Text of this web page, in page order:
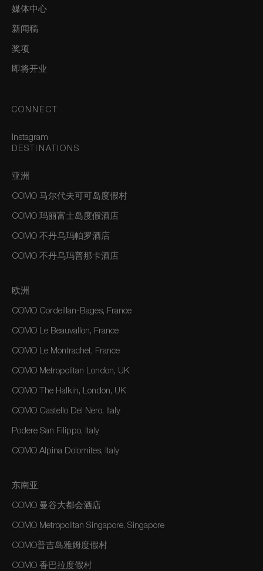
媒体中心
新闻稿
奖项
即将开业
CONNECT
Instagram
DESTINATIONS
亚洲
COMO 马尔代夫可可岛度假村
COMO 玛丽富士岛度假酒店
COMO 不丹乌玛帕罗酒店
COMO 不丹乌玛普那卡酒店
欧洲
COMO Cordeillan-Bages, France
COMO Le Beauvallon, France
COMO Le Montrachet, France
COMO Metropolitan London, UK
COMO The Halkin, London, UK
COMO Castello Del Nero, Italy
Podere San Filippo, Italy
COMO Alpina Dolomites, Italy
东南亚
COMO 曼谷大都会酒店
COMO Metropolitan Singapore, Singapore
COMO普吉岛雅姆度假村
COMO 香巴拉度假村